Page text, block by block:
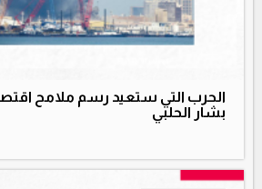
الحرب التي ستعيد رسم ملامح
بشار الحلبي